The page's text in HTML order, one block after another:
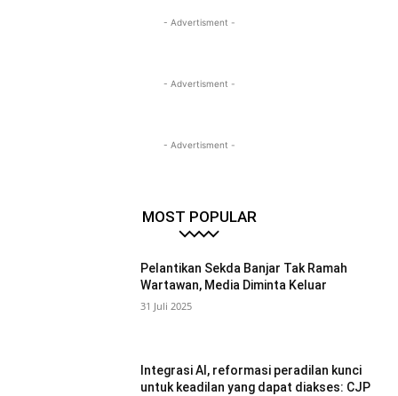
- Advertisment -
- Advertisment -
- Advertisment -
MOST POPULAR
Pelantikan Sekda Banjar Tak Ramah
Wartawan, Media Diminta Keluar
31 Juli 2025
Integrasi AI, reformasi peradilan kunci
untuk keadilan yang dapat diakses: CJP